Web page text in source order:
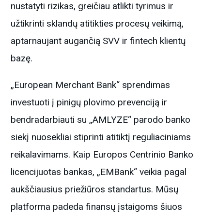
nustatyti rizikas, greičiau atlikti tyrimus ir
užtikrinti sklandų atitikties procesų veikimą,
aptarnaujant augančią SVV ir fintech klientų
bazę.
„European Merchant Bank“ sprendimas
investuoti į pinigų plovimo prevenciją ir
bendradarbiauti su „AMLYZE“ parodo banko
siekį nuosekliai stiprinti atitiktį reguliaciniams
reikalavimams. Kaip Europos Centrinio Banko
licencijuotas bankas, „EMBank“ veikia pagal
aukščiausius priežiūros standartus. Mūsų
platforma padeda finansų įstaigoms šiuos